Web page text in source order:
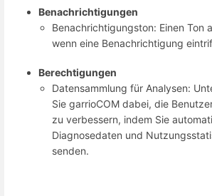
Benachrichtigungen
Benachrichtigungston: Einen Ton
wenn eine Benachrichtigung
Berechtigungen
Datensammlung für Analysen:
Sie garrioCOM dabei, die
zu verbessern, indem Sie
Diagnosedaten und
senden.